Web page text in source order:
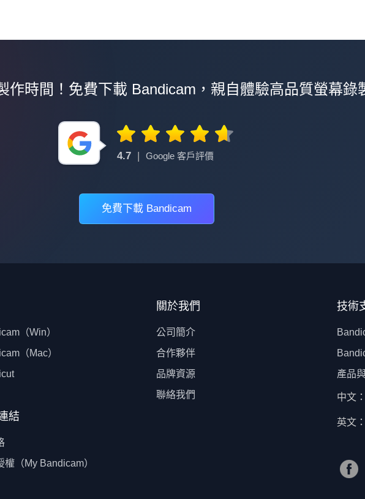
作時間！免費下載 Bandicam，親自體驗高品質螢幕錄
4.7 | Google 客戶評價
免費下載 Bandicam
（Win）
（Mac）
結
權（My Bandicam）
關於我們
公司簡介
合作夥伴
品牌資源
聯絡我們
技術
產品
中文
英文